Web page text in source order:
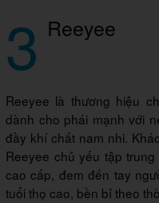
3 Reeyee
Reeyee là thương hiệu
dành cho phái mạnh với
đầy khí chất nam nhi.
Reeyee chủ yếu tập
cao cấp, đem đến tay
tuổi thọ cao, bền bỉ theo